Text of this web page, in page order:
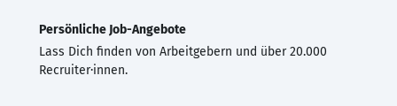
Persönliche Job-Angebote
Lass Dich finden von Arbeitgebern und über 20.000
Recruiter·innen.